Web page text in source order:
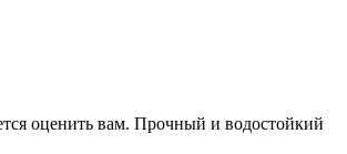
оценить вам. Прочный и водостойкий